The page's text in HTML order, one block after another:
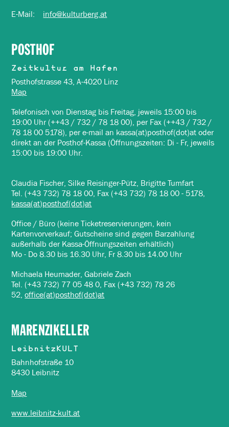
E-Mail: info@kulturberg.at
POSTHOF
Zeitkultur am Hafen
Posthofstrasse 43, A-4020 Linz
Map
Telefonisch von Dienstag bis Freitag, jeweils 15:00 bis
19:00 Uhr (++43 / 732 / 78 18 00), per Fax (++43 / 732 /
78 18 00 5178), per e-mail an kassa(at)posthof(dot)at oder
direkt an der Posthof-Kassa (Öffnungszeiten: Di - Fr, jeweils
15:00 bis 19:00 Uhr.
Claudia Fischer, Silke Reisinger-Pütz, Brigitte Tumfart
Tel. (+43 732) 78 18 00, Fax (+43 732) 78 18 00 - 5178,
kassa(at)posthof(dot)at
Office / Büro (keine Ticketreservierungen, kein
Kartenvorverkauf; Gutscheine sind gegen Barzahlung
außerhalb der Kassa-Öffnungszeiten erhältlich)
Mo - Do 8.30 bis 16.30 Uhr, Fr 8.30 bis 14.00 Uhr
Michaela Heumader, Gabriele Zach
Tel. (+43 732) 77 05 48 0, Fax (+43 732) 78 26
52,office(at)posthof(dot)at
MARENZIKELLER
LeibnitzKULT
Bahnhofstraße 10
8430 Leibnitz
Map
www.leibnitz-kult.at